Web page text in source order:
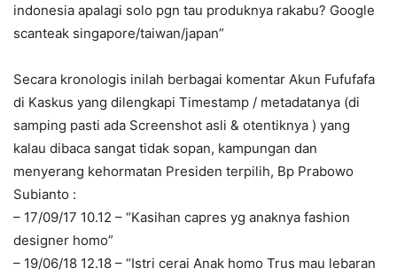
indonesia apalagi solo pgn tau produknya rakabu? Google
scanteak singapore/taiwan/japan”
Secara kronologis inilah berbagai komentar Akun Fufufafa
di Kaskus yang dilengkapi Timestamp / metadatanya (di
samping pasti ada Screenshot asli & otentiknya ) yang
kalau dibaca sangat tidak sopan, kampungan dan
menyerang kehormatan Presiden terpilih, Bp Prabowo
Subianto :
– 17/09/17 10.12 – “Kasihan capres yg anaknya fashion
designer homo”
– 19/06/18 12.18 – “Istri cerai Anak homo Trus mau lebaran